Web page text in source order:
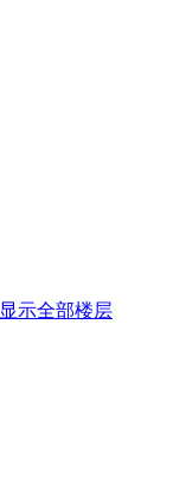
显示全部楼层